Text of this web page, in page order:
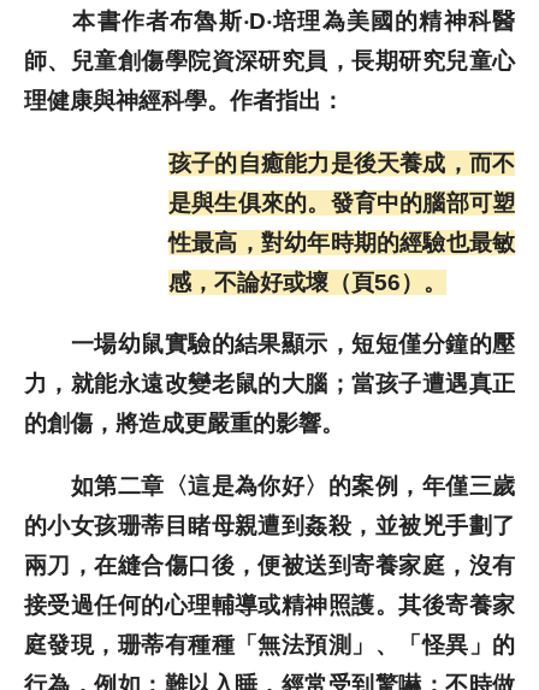
本書作者布魯斯‧D‧培理為美國的精神科醫
師、兒童創傷學院資深研究員，長期研究兒童心
理健康與神經科學。作者指出：
孩子的自癒能力是後天養成，而不
是與生俱來的。發育中的腦部可塑
性最高，對幼年時期的經驗也最敏
感，不論好或壞（頁56）。
一場幼鼠實驗的結果顯示，短短僅分鐘的壓
力，就能永遠改變老鼠的大腦；當孩子遭遇真正
的創傷，將造成更嚴重的影響。
如第二章〈這是為你好〉的案例，年僅三歲
的小女孩珊蒂目睹母親遭到姦殺，並被兇手劃了
兩刀，在縫合傷口後，便被送到寄養家庭，沒有
接受過任何的心理輔導或精神照護。其後寄養家
庭發現，珊蒂有種種「無法預測」、「怪異」的
行為，例如：難以入睡，經常受到驚嚇；不時做